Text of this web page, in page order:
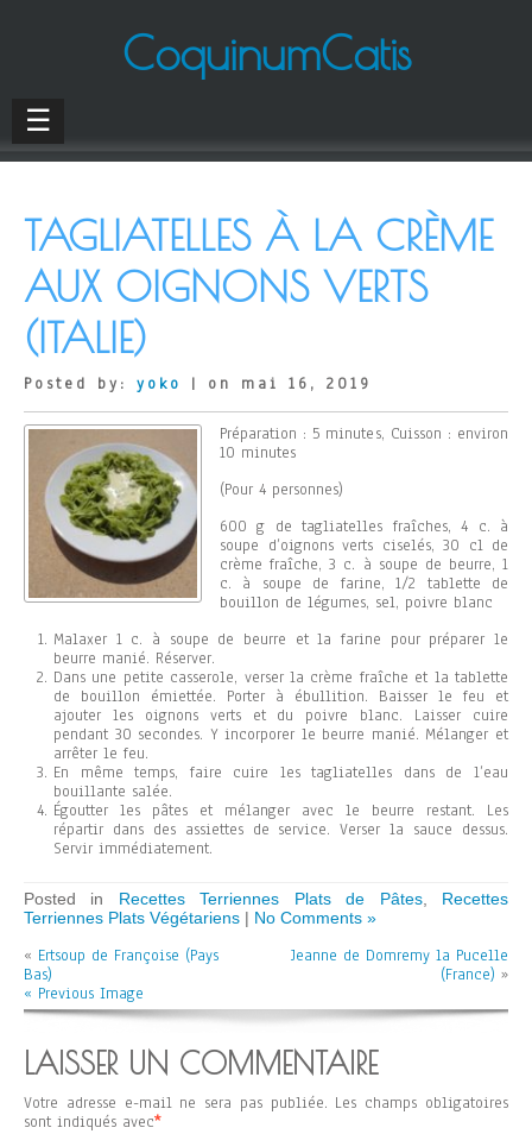
CoquinumCatis
☰
TAGLIATELLES À LA CRÈME
AUX OIGNONS VERTS
(ITALIE)
Posted by: yoko | on mai 16, 2019
Préparation : 5 minutes, Cuisson : environ
10 minutes
(Pour 4 personnes)
600 g de tagliatelles fraîches, 4 c. à
soupe d’oignons verts ciselés, 30 cl de
crème fraîche, 3 c. à soupe de beurre, 1
c. à soupe de farine, 1/2 tablette de
bouillon de légumes, sel, poivre blanc
Malaxer 1 c. à soupe de beurre et la farine pour préparer le
beurre manié. Réserver.
Dans une petite casserole, verser la crème fraîche et la tablette
de bouillon émiettée. Porter à ébullition. Baisser le feu et
ajouter les oignons verts et du poivre blanc. Laisser cuire
pendant 30 secondes. Y incorporer le beurre manié. Mélanger et
arrêter le feu.
En même temps, faire cuire les tagliatelles dans de l’eau
bouillante salée.
Égoutter les pâtes et mélanger avec le beurre restant. Les
répartir dans des assiettes de service. Verser la sauce dessus.
Servir immédiatement.
Posted in Recettes Terriennes Plats de Pâtes, Recettes
Terriennes Plats Végétariens | No Comments »
« Ertsoup de Françoise (Pays
Bas)
Jeanne de Domremy la Pucelle
(France) »
« Previous Image
LAISSER UN COMMENTAIRE
Votre adresse e-mail ne sera pas publiée. Les champs obligatoires
sont indiqués avec*